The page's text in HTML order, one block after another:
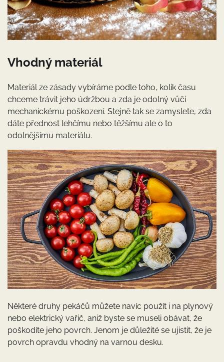
Vhodný materiál
Materiál ze zásady vybíráme podle toho, kolik času
chceme trávit jeho údržbou a zda je odolný vůči
mechanickému poškození. Stejně tak se zamyslete, zda
dáte přednost lehčímu nebo těžšímu ale o to
odolnějšímu materiálu.
Některé druhy pekáčů můžete navíc použít i na plynový
nebo elektrický vařič, aniž byste se museli obávat, že
poškodíte jeho povrch. Jenom je důležité se ujistit, že je
povrch opravdu vhodný na varnou desku.